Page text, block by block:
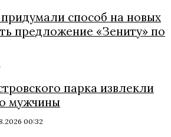
способ на новых
предложение «Зениту» по
парка извлекли
мужчины
00:32